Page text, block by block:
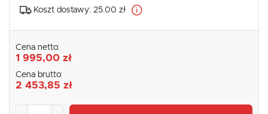
Koszt dostawy: 25.00 zł
Cena netto:
1 995,00 zł
Cena brutto:
2 453,85 zł